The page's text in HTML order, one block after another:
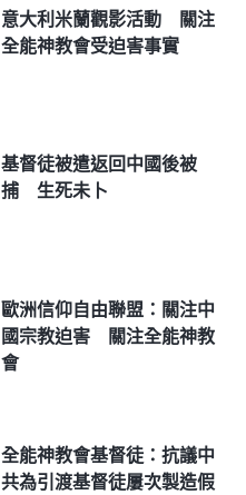
意大利米蘭觀影活動 關注
全能神教會受迫害事實
基督徒被遣返回中國後被
捕 生死未卜
歐洲信仰自由聯盟：關注中
國宗教迫害 關注全能神教
會
全能神教會基督徒：抗議中
共為引渡基督徒屢次製造假